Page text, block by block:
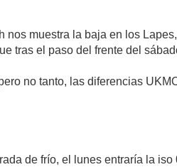
nos muestra la baja en los
tras el paso del frente del
no tanto, las diferencias
de frío, el lunes entraría la